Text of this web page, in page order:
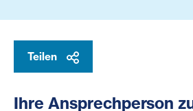
Teilen
Ihre Ansprechperson